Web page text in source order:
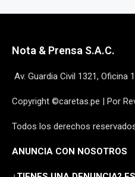
Nota & Prensa S.A.C.
Av. Guardia Civil 1321, Oficina
Copyright ©caretas.pe | Por
Todos los derechos
ANUNCIA CON NOSOTROS